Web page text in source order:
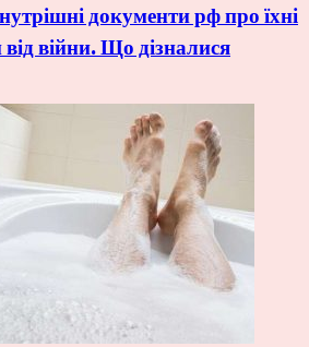
документи рф про їхні
війни. Що дізналися